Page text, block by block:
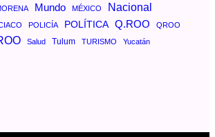
Mundo MÉXICO Nacional
POLICÍA POLÍTICA Q.ROO QROO
Salud Tulum TURISMO Yucatán